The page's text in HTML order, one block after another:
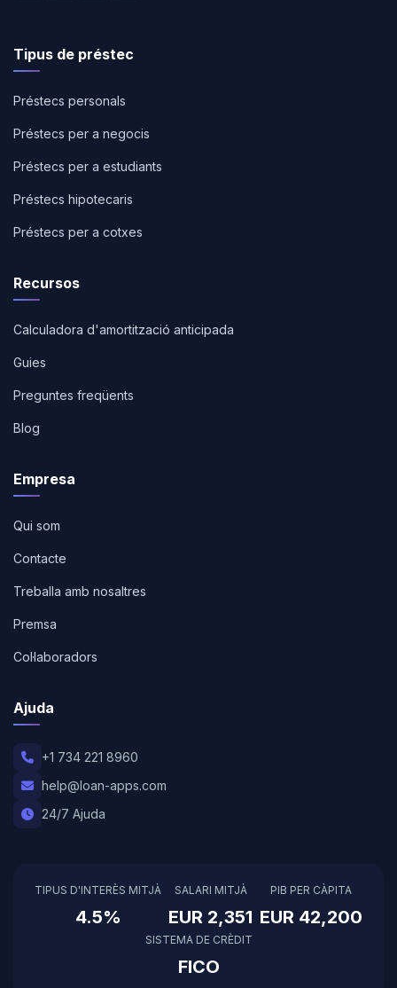
Tipus de préstec
Préstecs personals
Préstecs per a negocis
Préstecs per a estudiants
Préstecs hipotecaris
Préstecs per a cotxes
Recursos
Calculadora d'amortització anticipada
Guies
Preguntes freqüents
Blog
Empresa
Qui som
Contacte
Treballa amb nosaltres
Premsa
Col·laboradors
Ajuda
+1 734 221 8960
help@loan-apps.com
24/7 Ajuda
TIPUS D'INTERÈS MITJÀ
4.5%
SALARI MITJÀ
EUR 2,351
PIB PER CÀPITA
EUR 42,200
SISTEMA DE CRÈDIT
FICO